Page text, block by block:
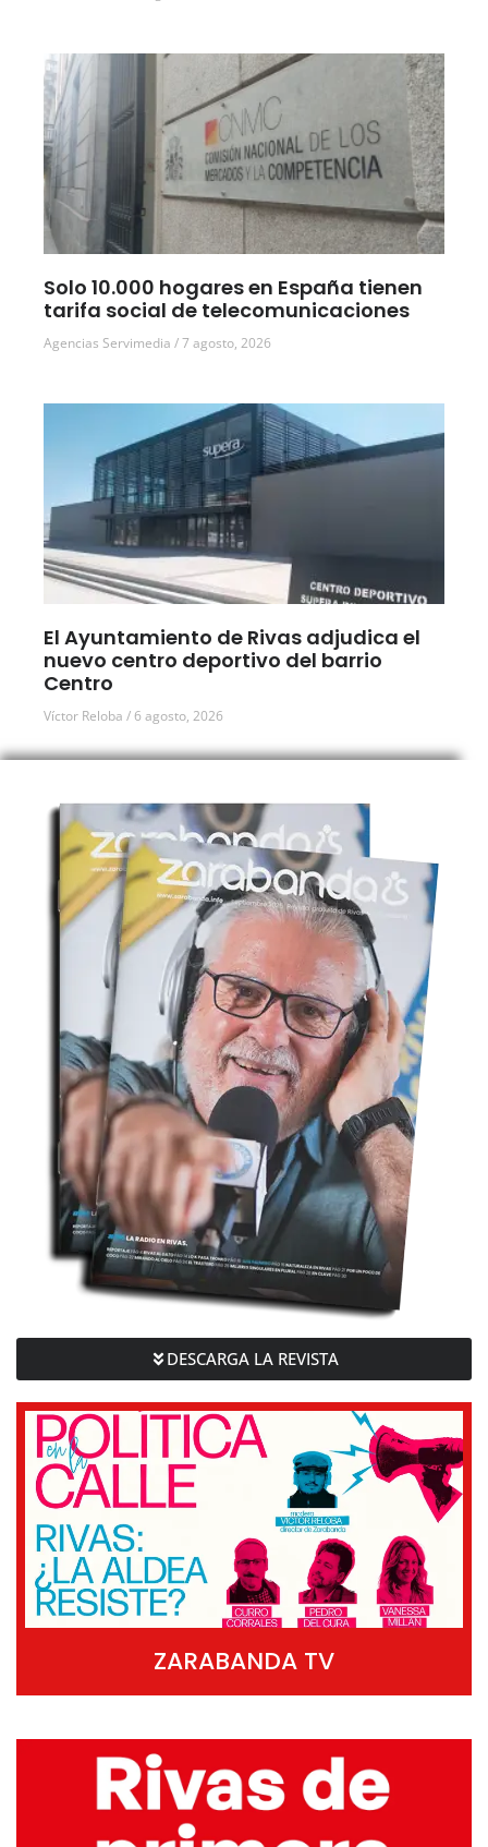
Solo 10.000 hogares en España tienen
tarifa social de telecomunicaciones
Agencias Servimedia 7 agosto, 2026
El Ayuntamiento de Rivas adjudica el
nuevo centro deportivo del barrio
Centro
Víctor Reloba 6 agosto, 2026
DESCARGA LA REVISTA
ZARABANDA TV